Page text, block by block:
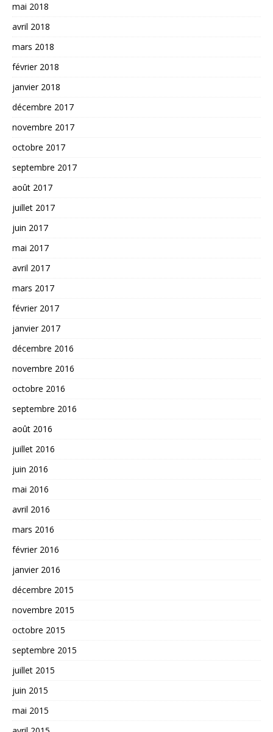
mai 2018
avril 2018
mars 2018
février 2018
janvier 2018
décembre 2017
novembre 2017
octobre 2017
septembre 2017
août 2017
juillet 2017
juin 2017
mai 2017
avril 2017
mars 2017
février 2017
janvier 2017
décembre 2016
novembre 2016
octobre 2016
septembre 2016
août 2016
juillet 2016
juin 2016
mai 2016
avril 2016
mars 2016
février 2016
janvier 2016
décembre 2015
novembre 2015
octobre 2015
septembre 2015
juillet 2015
juin 2015
mai 2015